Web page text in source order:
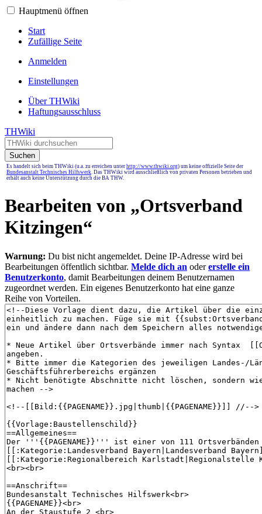
Hauptmenü öffnen
Start
Zufällige Seite
Anmelden
Einstellungen
Über THWiki
Haftungsausschluss
THWiki
Suchen
Es handelt sich beim THWiki (u.a. zu erreichen unter http://www.thwiki.org) um keine offizielle Seite der
Bundesanstalt Technisches Hilfswerk. Das THWiki wird ausschließlich von privaten Personen betrieben und
erhält auch keine Unterstützung durch die BA THW.
Bearbeiten von „Ortsverband
Kitzingen“
Warnung: Du bist nicht angemeldet. Deine IP-Adresse wird bei
Bearbeitungen öffentlich sichtbar. Melde dich an odererstelle ein
Benutzerkonto, damit Bearbeitungen deinem Benutzernamen
zugeordnet werden. Ein eigenes Benutzerkonto hat eine ganze
Reihe von Vorteilen.